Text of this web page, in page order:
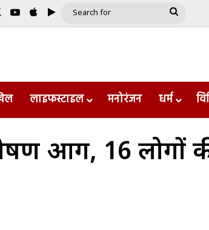
YouTube
AppleGoogle Play
Search
लाइफस्टाइल मनोरंजन धर्म
आग, 16 लोगों